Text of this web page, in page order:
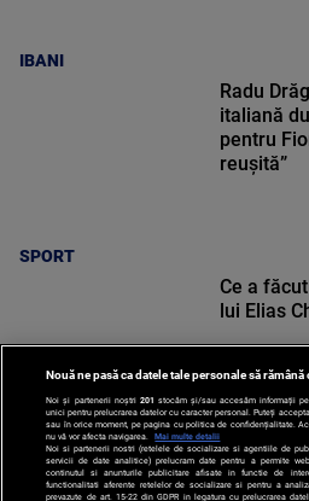
IBANI
SPORT
Radu
italiană
pentru
reușită”
SPORT
Ce a
lui Elias
Nouă ne pasă ca datele tale personale să
Noi și partenerii noștri 201 stocăm și/sau accesăm informații
unici pentru prelucrarea datelor cu caracter personal. Puteți
sau în orice moment, pe pagina cu politica de confidențialitate.
nu vă vor afecta navigarea.
Mai multe detalii
Noi si partenerii nostri (retelele de socializare si agentiile de
servicii de date analitice) prelucram date pentru a permite
continutul si anunturile publicitare afisate in functie de
functionalitati aferente retelelor de socializare si pentru a
prevazute de art. 15-22 din GDPR in legatura cu prelucrarea